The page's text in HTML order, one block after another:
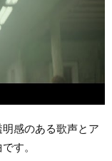
感のある歌声とア
す。